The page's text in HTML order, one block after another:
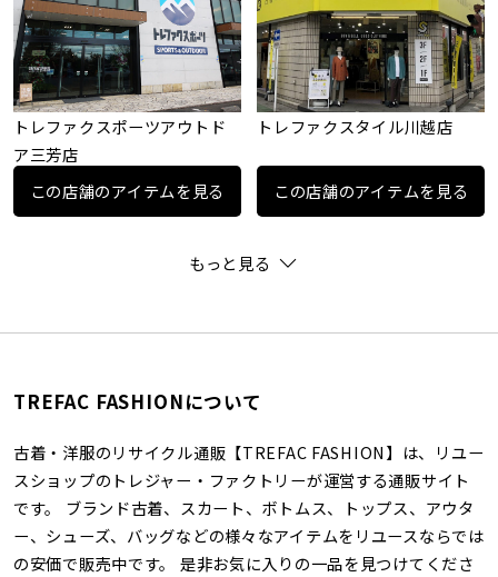
トレファクスポーツアウトド
ア三芳店
この店舗のアイテムを見る
トレファクスタイル川越店
この店舗のアイテムを見る
もっと見る
TREFAC FASHIONについて
古着・洋服のリサイクル通販【TREFAC FASHION】は、リユー
スショップのトレジャー・ファクトリーが運営する通販サイト
です。 ブランド古着、スカート、ボトムス、トップス、アウタ
ー、シューズ、バッグなどの様々なアイテムをリユースならでは
の安価で販売中です。 是非お気に入りの一品を見つけてくださ